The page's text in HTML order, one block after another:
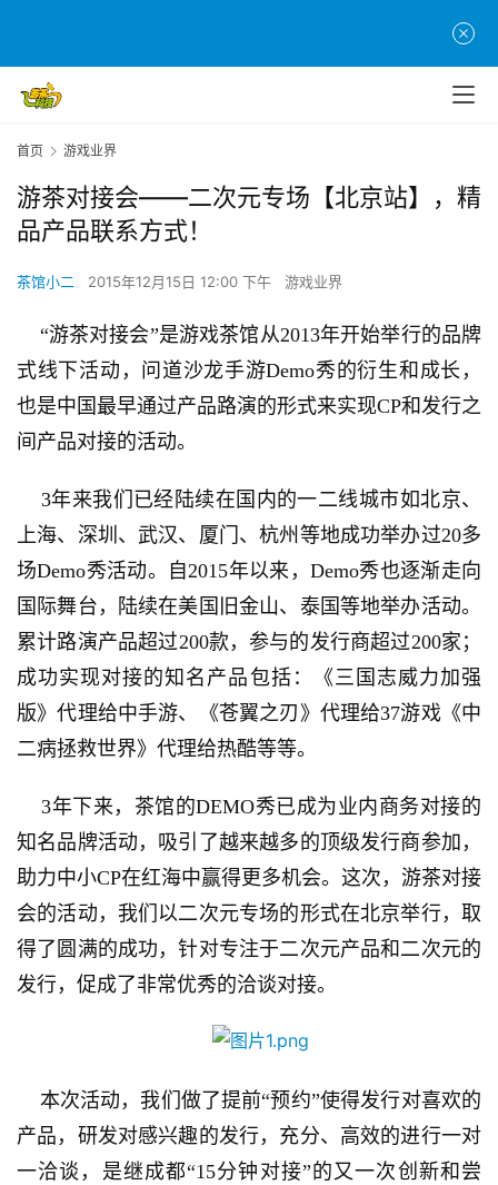
首页 游戏业界
游茶对接会——二次元专场【北京站】，精
品产品联系方式！
茶馆小二 2015年12月15日 12:00 下午 游戏业界
“游茶对接会”是游戏茶馆从2013年开始举行的品牌
式线下活动，问道沙龙手游Demo秀的衍生和成长，
也是中国最早通过产品路演的形式来实现CP和发行之
间产品对接的活动。
3年来我们已经陆续在国内的一二线城市如北京、
上海、深圳、武汉、厦门、杭州等地成功举办过20多
场Demo秀活动。自2015年以来，Demo秀也逐渐走向
国际舞台，陆续在美国旧金山、泰国等地举办活动。
累计路演产品超过200款，参与的发行商超过200家；
成功实现对接的知名产品包括：《三国志威力加强
版》代理给中手游、《苍翼之刃》代理给37游戏《中
二病拯救世界》代理给热酷等等。
3年下来，茶馆的DEMO秀已成为业内商务对接的
知名品牌活动，吸引了越来越多的顶级发行商参加，
助力中小CP在红海中赢得更多机会。这次，游茶对接
会的活动，我们以二次元专场的形式在北京举行，取
得了圆满的成功，针对专注于二次元产品和二次元的
发行，促成了非常优秀的洽谈对接。
本次活动，我们做了提前“预约”使得发行对喜欢的
产品，研发对感兴趣的发行，充分、高效的进行一对
一洽谈，是继成都“15分钟对接”的又一次创新和尝